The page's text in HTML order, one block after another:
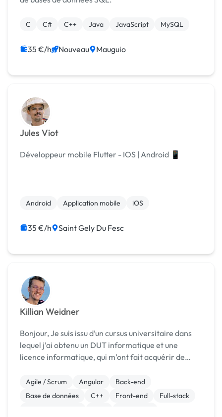
C C# C++ Java JavaScript MySQL
35 €/h Nouveau Mauguio
Jules Viot
Développeur mobile Flutter - IOS | Android 📱
Android Application mobile iOS
35 €/h Saint Gely Du Fesc
Killian Weidner
Bonjour, Je suis issu d’un cursus universitaire dans
lequel j’ai obtenu un DUT informatique et une
licence informatique, qui m’ont fait acquérir de
programmation et de la gestion de projet. Pour
parfair...
Agile / Scrum Angular
Back-end
Base de données
C++ Front-end
Full-stack